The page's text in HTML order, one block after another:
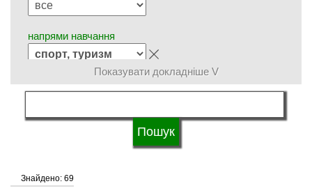
напрями навчання
мова навчання
Статус університету
Показувати докладніше V
Знайдено: 69